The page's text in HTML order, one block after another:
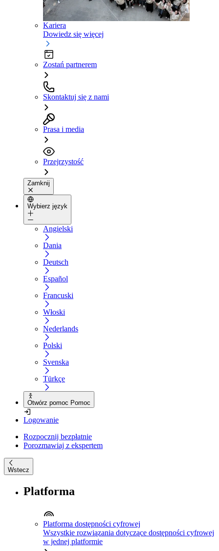
Kariera
Dowiedz się więcej
Zostań partnerem
Skontaktuj się z nami
Prasa i media
Przejrzystość
Zamknij
Wybierz język
Angielski
Dania
Deutsch
Español
Francuski
Włoski
Nederlands
Polski
Svenska
Türkçe
Otwórz pomoc Pomoc
Logowanie
Rozpocznij bezpłatnie
Porozmawiaj z ekspertem
Wstecz
Platforma
Platforma dostępności cyfrowej
Wszystkie rozwiązania dotyczące dostępności cyfrowej
w jednej platformie